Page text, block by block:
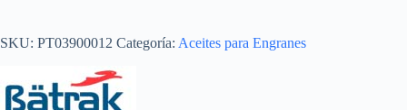
SKU: PT03900012 Categoría: Aceites para Engranes